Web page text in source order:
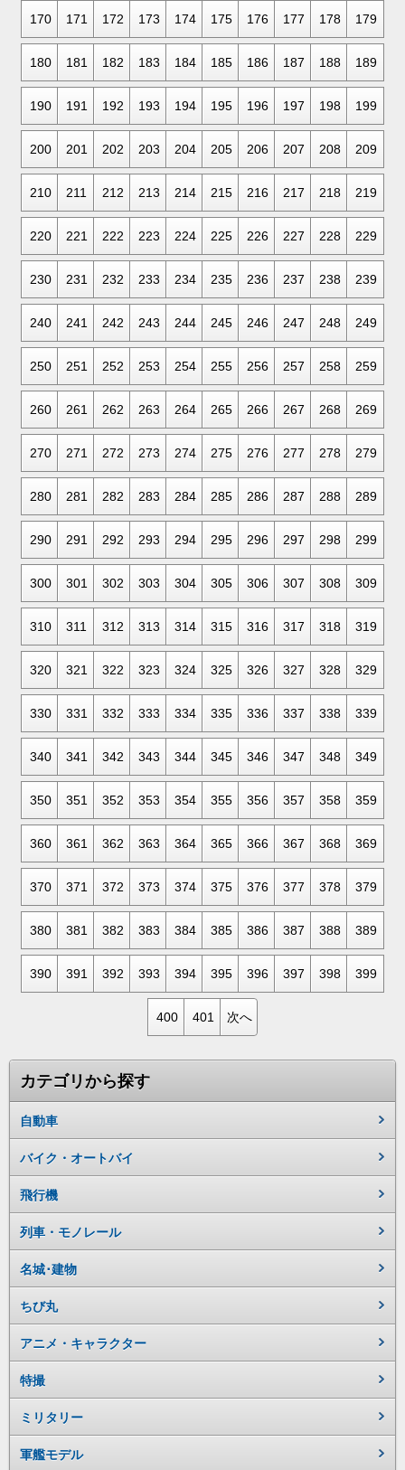
170 171 172 173 174 175 176 177 178 179
180 181 182 183 184 185 186 187 188 189
190 191 192 193 194 195 196 197 198 199
200 201 202 203 204 205 206 207 208 209
210 211 212 213 214 215 216 217 218 219
220 221 222 223 224 225 226 227 228 229
230 231 232 233 234 235 236 237 238 239
240 241 242 243 244 245 246 247 248 249
250 251 252 253 254 255 256 257 258 259
260 261 262 263 264 265 266 267 268 269
270 271 272 273 274 275 276 277 278 279
280 281 282 283 284 285 286 287 288 289
290 291 292 293 294 295 296 297 298 299
300 301 302 303 304 305 306 307 308 309
310 311 312 313 314 315 316 317 318 319
320 321 322 323 324 325 326 327 328 329
330 331 332 333 334 335 336 337 338 339
340 341 342 343 344 345 346 347 348 349
350 351 352 353 354 355 356 357 358 359
360 361 362 363 364 365 366 367 368 369
370 371 372 373 374 375 376 377 378 379
380 381 382 383 384 385 386 387 388 389
390 391 392 393 394 395 396 397 398 399
400 401 次へ
カテゴリから探す
自動車
バイク・オートバイ
飛行機
列車・モノレール
名城･建物
ちび丸
アニメ・キャラクター
特撮
ミリタリー
軍艦モデル